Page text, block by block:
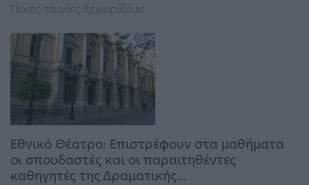
Ποιες ταινίες ξεχωρίζουν
Εθνικό Θέατρο: Επιστρέφουν στα μαθήματα
οι σπουδαστές και οι παραιτηθέντες
καθηγητές της Δραματικής…